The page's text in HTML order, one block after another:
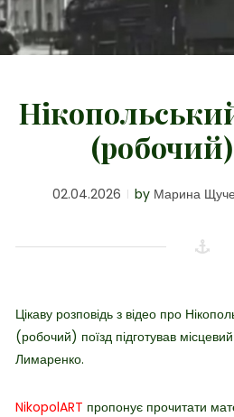
(робочий)
02.04.2026 by Марина
Цікаву розповідь з відео про
(робочий) поїзд підготував
Лимаренко.
NikopolART пропонує прочитати